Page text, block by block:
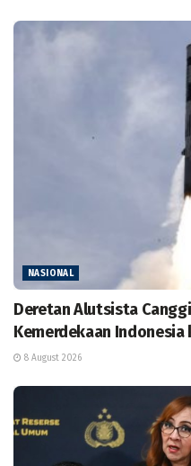
NASIONAL
Deretan Alutsista
Kemerdekaan Indonesia
8 August 2026